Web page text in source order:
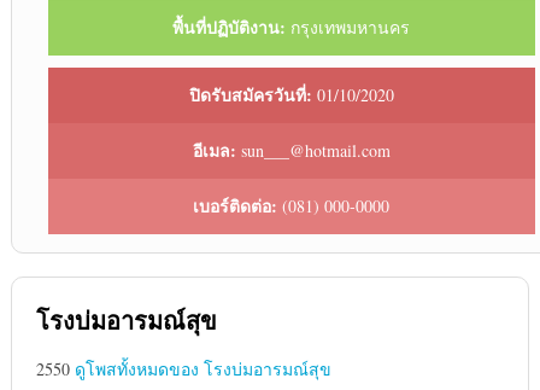
พื้นที่ปฏิบัติงาน: กรุงเทพมหานคร
ปิดรับสมัครวันที่: 01/10/2020
อีเมล: sun___@hotmail.com
เบอร์ติดต่อ: (081) 000-0000
โรงบ่มอารมณ์สุข
2550 ดูโพสทั้งหมดของ โรงบ่มอารมณ์สุข